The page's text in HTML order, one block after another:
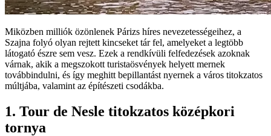
Miközben milliók özönlenek Párizs híres nevezetességeihez, a
Szajna folyó olyan rejtett kincseket tár fel, amelyeket a legtöbb
látogató észre sem vesz. Ezek a rendkívüli felfedezések azoknak
várnak, akik a megszokott turistaösvények helyett mernek
továbbindulni, és így meghitt bepillantást nyernek a város titokzatos
múltjába, valamint az építészeti csodákba.
1. Tour de Nesle titokzatos középkori
tornya